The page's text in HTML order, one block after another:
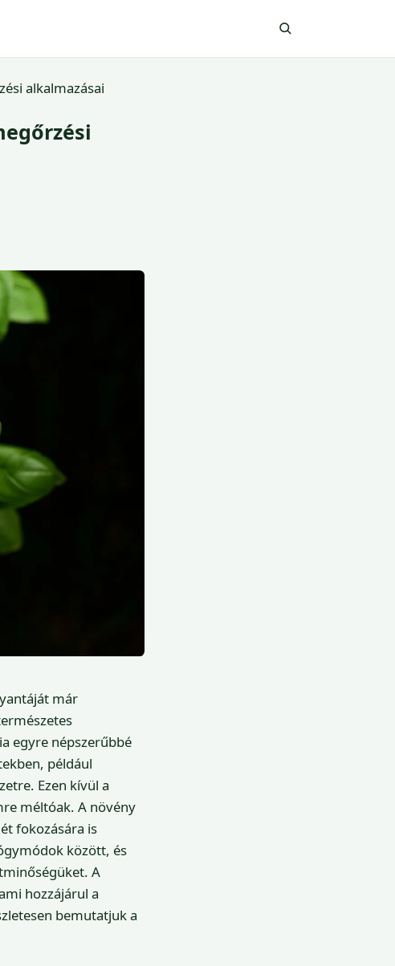
alkalmazásai
már
egyre népszerűbbé
például
Ezen kívül a
méltóak. A növény
fokozására is
között, és
A
hozzájárul a
bemutatjuk a